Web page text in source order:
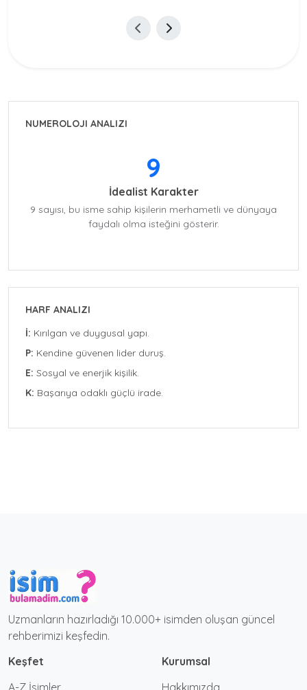
NUMEROLOJI ANALIZI
9
İdealist Karakter
9 sayısı, bu isme sahip kişilerin merhametli ve dünyaya
faydalı olma isteğini gösterir.
HARF ANALIZI
İ: Kırılgan ve duygusal yapı.
P: Kendine güvenen lider duruş.
E: Sosyal ve enerjik kişilik.
K: Başarıya odaklı güçlü irade.
Uzmanların hazırladığı 10.000+ isimden oluşan güncel
rehberimizi keşfedin.
Keşfet
A-Z İsimler
Kurumsal
Hakkımızda